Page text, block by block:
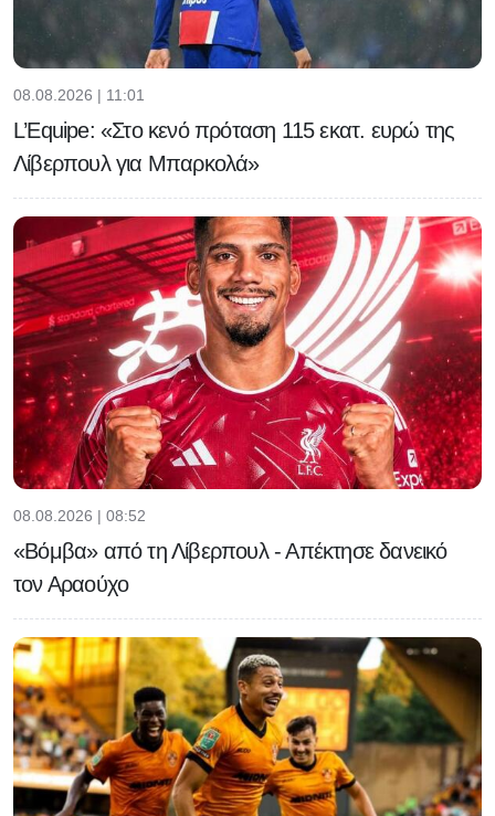
08.08.2026 | 11:01
L’Equipe: «Στο κενό πρόταση 115 εκατ. ευρώ της
Λίβερπουλ για Μπαρκολά»
08.08.2026 | 08:52
«Βόμβα» από τη Λίβερπουλ - Απέκτησε δανεικό
τον Αραούχο